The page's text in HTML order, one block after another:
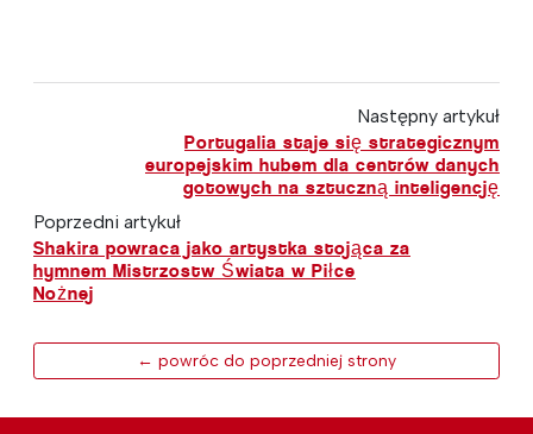
Następny artykuł
Portugalia staje się strategicznym
europejskim hubem dla centrów danych
gotowych na sztuczną inteligencję
Poprzedni artykuł
Shakira powraca jako artystka stojąca za
hymnem Mistrzostw Świata w Piłce
Nożnej
← powróc do poprzedniej strony